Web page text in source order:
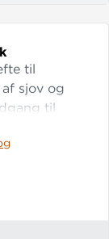
til
sjov og
til